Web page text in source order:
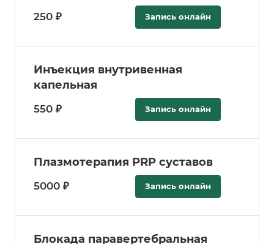
250 ₽ Запись онлайн
Инъекция внутривенная
капельная
550 ₽ Запись онлайн
Плазмотерапия PRP суставов
5000 ₽ Запись онлайн
Блокада паравертебральная